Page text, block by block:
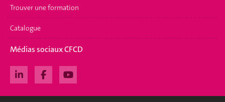
Trouver une formation
Catalogue
Médias sociaux CFCD